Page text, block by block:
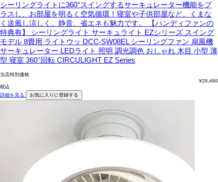
シーリングライトに360°スイングするサーキュレーター機能をプ
ラスし、お部屋を明るく空気循環！寝室や子供部屋など、くまな
く送風し涼しく。静音、省エネも魅力です。
【ハンディファンの
特典有】 シーリングライト サーキュライト EZシリーズ スイング
モデル 8畳用 ライトウッ DCC-SW08EL シーリングファン 扇風機
サーキュレーター LEDライト 照明 調光調色 おしゃれ 木目 小型 薄
型 寝室 360°回転 CIRCULIGHT EZ Series
当店特別価格
¥29,480
税込
詳細を見る
お気に入りに登録する